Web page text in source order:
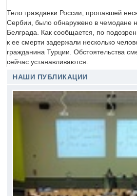
Тело гражданки России, пропавшей
Сербии, было обнаружено в чемодане
Белграда. Как сообщается, по
к ее смерти задержали несколько
гражданина Турции. Обстоятельства
сейчас устанавливаются.
НАШИ ПУБЛИКАЦИИ